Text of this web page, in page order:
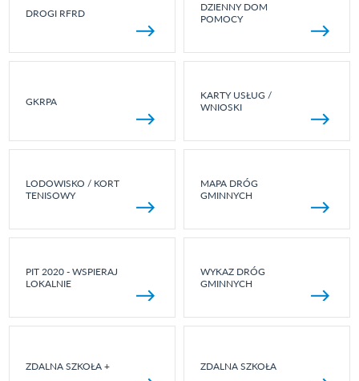
DROGI RFRD
DZIENNY DOM
POMOCY
GKRPA
KARTY USŁUG /
WNIOSKI
LODOWISKO / KORT
TENISOWY
MAPA DRÓG
GMINNYCH
PIT 2020 - WSPIERAJ
LOKALNIE
WYKAZ DRÓG
GMINNYCH
ZDALNA SZKOŁA + ZDALNA SZKOŁA